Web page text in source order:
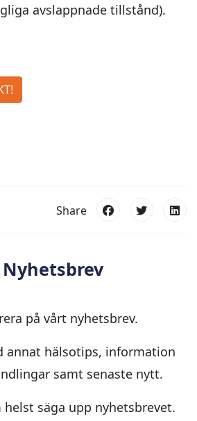
avslappnade tillstånd).
Share
på vårt nyhetsbrev.
annat hälsotips, information
samt senaste nytt.
helst säga upp nyhetsbrevet.